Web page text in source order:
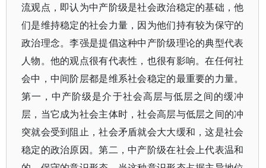
流观点，即认为中产阶级是社会政治稳定的基础，他
们是维持稳定的社会力量，因为他们持有较为保守的
政治理念。李强是提倡这种中产阶级理论的典型代表
人物。他的观点很有代表性，也很有影响。在任何社
会中，中间阶层都是维系社会稳定的最重要的力量。
第一，中产阶级是介于社会高层与低层之间的缓冲
层，当它成为社会主体时，社会高层与低层之间的冲
突就会受到阻止，社会矛盾就会大大缓和，这是社会
稳定的政治原因。第二，中产阶级在社会上代表温和